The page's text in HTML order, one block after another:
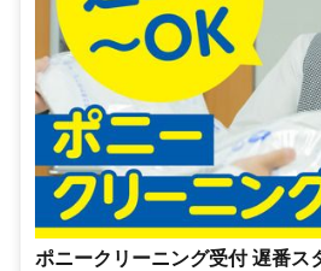
ポニークリーニング受付 遅番ス